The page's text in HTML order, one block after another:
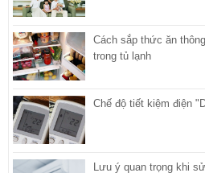
Cách sắp thức ăn
trong tủ lạnh
Chế độ tiết kiệm điện
Lưu ý quan trọng khi